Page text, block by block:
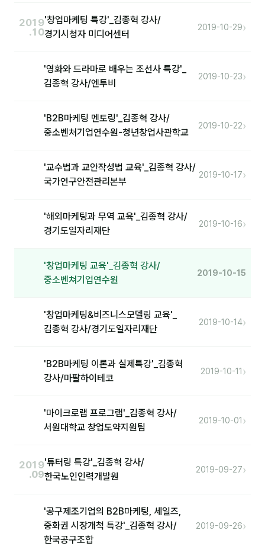
제안·영업
재무·계약
트렌드 리포트
문서자료실
영상자료실
1:1 문의
자주 묻는 질문
2019
.10
'창업마케팅 특강'_김종혁 강사/
경기시청자 미디어센터
2019-10-29›
'영화와 드라마로 배우는 조선사 특강'_
김종혁 강사/엔투비
2019-10-23›
'B2B마케팅 멘토링'_김종혁 강사/
중소벤쳐기업연수원-청년창업사관학교
2019-10-22›
'교수법과 교안작성법 교육'_김종혁 강사/
국가연구안전관리본부
2019-10-17›
'해외마케팅과 무역 교육'_김종혁 강사/
경기도일자리재단
2019-10-16›
'창업마케팅 교육'_김종혁 강사/
중소벤쳐기업연수원
2019-10-15
'창업마케팅&비즈니스모델링 교육'_
김종혁 강사/경기도일자리재단
2019-10-14›
'B2B마케팅 이론과 실제특강'_김종혁
강사/마팔하이테코
2019-10-11 ›
'마이크로랩 프로그램'_김종혁 강사/
서원대학교 창업도약지원팀
2019-10-01 ›
2019
.09
'튜터링 특강'_김종혁 강사/
한국노인인력개발원
2019-09-27›
'공구제조기업의 B2B마케팅, 세일즈,
중화권 시장개척 특강'_김종혁 강사/
한국공구조합
2019-09-26›